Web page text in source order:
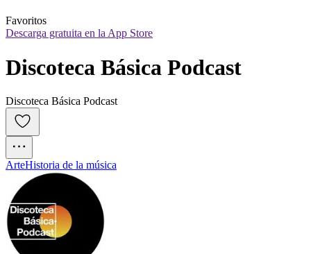
Favoritos
Descarga gratuita en la App Store
Discoteca Básica Podcast
Discoteca Básica Podcast
ArteHistoria de la música